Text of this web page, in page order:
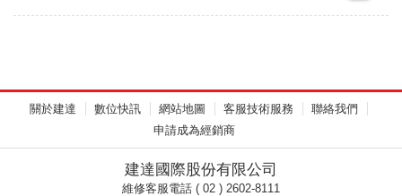
關於建達 數位快訊 網站地圖 客服技術服務
聯絡我們
申請成為經銷商
建達國際股份有限公司
維修客服電話 ( 02 ) 2602-8111